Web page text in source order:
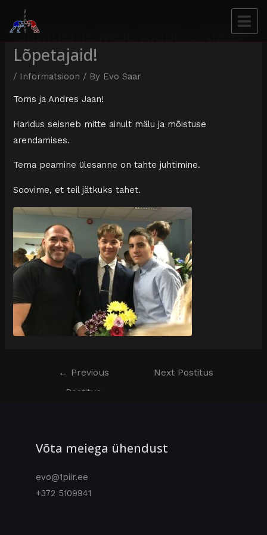
Õnnitleme Meie Klubi 9. Klassi
Lõpetajaid!
/ Informatsioon / By Evo Saar
Toms ja Andres Jaan!
Haridus seisneb mitte ainult mälu ja mõistuse
arendamises.
Tema peamine ülesanne on tahte juhtimine.
Soovime, et teil jätkuks tahet.
← Previous
Postitus
Next Postitus
Võta meiega ühendust
evo@1piir.ee
+372 5109941